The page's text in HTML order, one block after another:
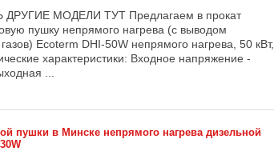
МОДЕЛИ ТУТ Предлагаем в прокат
пушку непрямого нагрева (с выводом
Ecoterm DHI-50W непрямого нагрева, 50 кВт,
характеристики: Входное напряжение -
...
пушки в Минске непрямого нагрева дизельной